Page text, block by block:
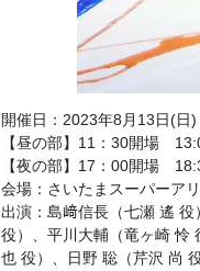
開催日：2023年8月13日(日)
【昼の部】11：30開場
【夜の部】17：00開場
会場：さいたまスーパーア
出演：島﨑信長（七瀬 遙
役）、平川大輔（竜ヶ崎 怜
也 役）、日野 聡（芹沢 尚